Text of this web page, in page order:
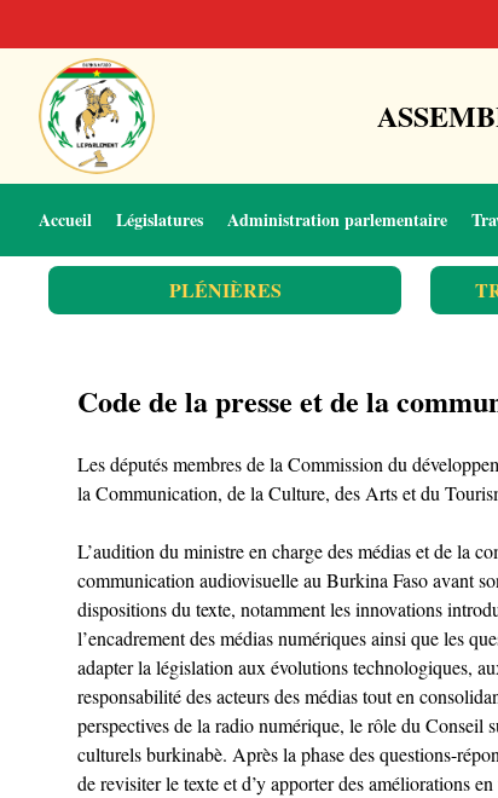
Accueil Législatures Administration parlementaire
PLÉNIÈRES
Code de la presse et de la
Les députés membres de la Commission du
la Communication, de la Culture, des Arts et du
L’audition du ministre en charge des médias et de la
communication audiovisuelle au Burkina Faso avant
dispositions du texte, notamment les innovations
l’encadrement des médias numériques ainsi que les
adapter la législation aux évolutions technologiques,
responsabilité des acteurs des médias tout en
perspectives de la radio numérique, le rôle du Conseil
culturels burkinabè. Après la phase des questions-
de revisiter le texte et d’y apporter des améliorations